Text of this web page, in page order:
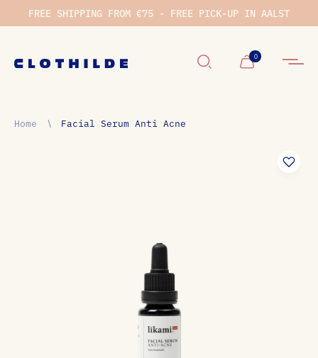
FREE SHIPPING FROM €75 - FREE PICK-UP IN AALST
0
Home ∖ Facial Serum Anti Acne